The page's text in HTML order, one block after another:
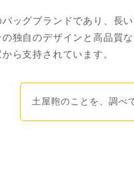
バッグブランドであり、長
独自のデザインと高品質
ら支持されています。
土屋鞄のことを、調べ